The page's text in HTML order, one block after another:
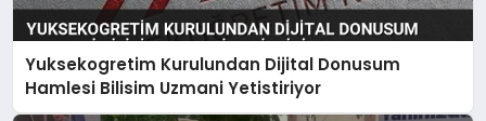
Yuksekogretim Kurulundan Dijital Donusum
Hamlesi Bilisim Uzmani Yetistiriyor